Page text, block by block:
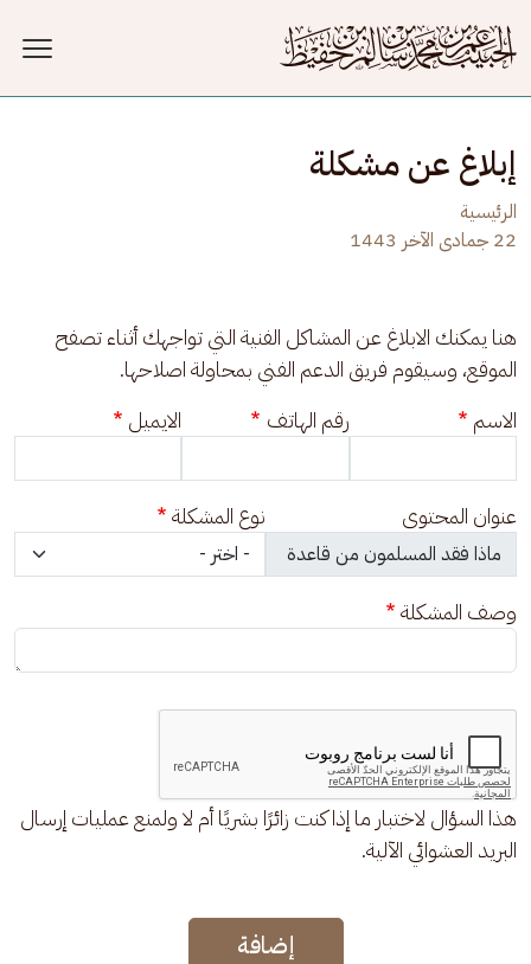
إبلاغ عن مشكلة
الرئيسية
22 جمادى الآخر 1443
هنا يمكنك الابلاغ عن المشاكل الفنية التي تواجهك أثناء تصفح
الموقع، وسيقوم فريق الدعم الفني بمحاولة اصلاحها.
الاسم
رقم الهاتف الايميل
عنوان المحتوى نوع المشكلة
وصف المشكلة
هذا السؤال لاختبار ما إذا كنت زائرًا بشريًا أم لا ولمنع عمليات إرسال
البريد العشوائي الآلية.
إضافة